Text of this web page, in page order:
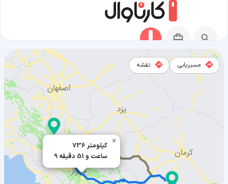
736 کیلومتر
9 ساعت و 51 دقیقه
×
مسیریابی نقشه
مسیر سی سخت به بافت